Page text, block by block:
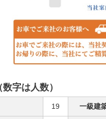
字は人数）
19 一級建